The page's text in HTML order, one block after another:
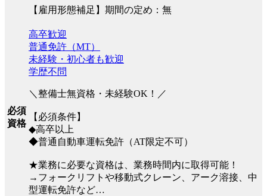
【雇用形態補足】期間の定め：無
必須
資格
高卒歓迎
普通免許（MT）
未経験・初心者も歓迎
学歴不問
＼整備士無資格・未経験OK！／
【必須条件】
◆高卒以上
◆普通自動車運転免許（AT限定不可）
★業務に必要な資格は、業務時間内に取得可能！
→フォークリフトや移動式クレーン、アーク溶接、中
型運転免許など…